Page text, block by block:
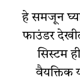
हे समजून
फाउंडर
सिस्टम
वैयक्तिक